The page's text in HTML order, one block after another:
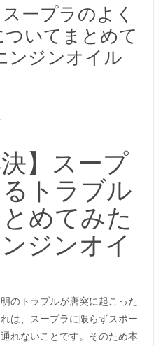
ープラのよく
いてまとめて
ジンオイル
】スープ
トラブル
めてみた
ジンオイ
のトラブルが唐突に起こった
は、スープラに限らずスポー
れないことです。そのため本